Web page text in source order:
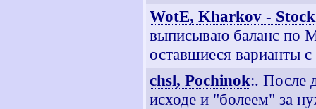
WotE, Kharkov -
выписываю баланс по
оставшиеся варианты
chsl, Pochinok:. После
исходе и "болеем" за